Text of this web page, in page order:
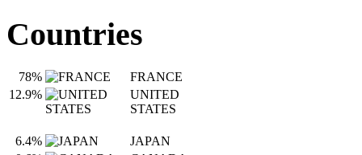
Countries
78%
FRANCE
12.9%
UNITED
STATES
6.4%
JAPAN